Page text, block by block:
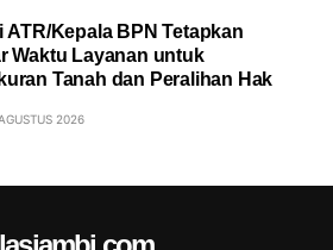
ATR/Kepala BPN Tetapkan
Waktu Layanan untuk
Tanah dan Peralihan Hak
2026